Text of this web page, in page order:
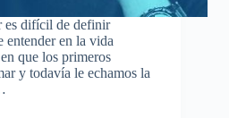
es difícil de definir
entender en la vida
que los primeros
y todavía le echamos la